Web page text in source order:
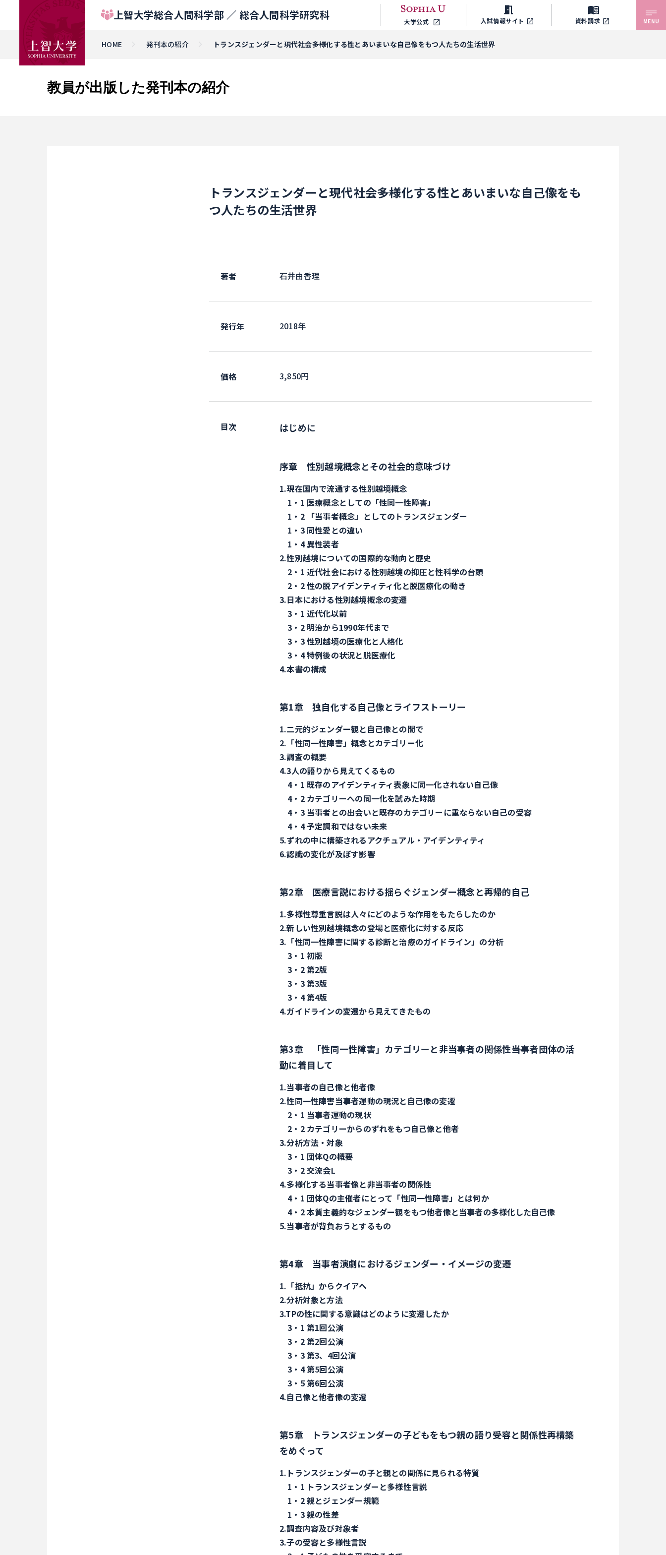
上智大学総合人間科学部 ／ 総合人間科学研究科 大学公式 入試情報サイト 資料請求 MENU
HOME 発刊本の紹介 トランスジェンダーと現代社会――多様化する性とあいまいな自己像をもつ人たちの生活世界
教員が出版した発刊本の紹介
トランスジェンダーと現代社会――多様化する性とあいまいな自己像をも
つ人たちの生活世界
著者 石井由香理
発行年 2018年
価格 3,850円
目次 はじめに
序章 性別越境概念とその社会的意味づけ
1.現在国内で流通する性別越境概念
1・1 医療概念としての「性同一性障害」
1・2 「当事者概念」としてのトランスジェンダー
1・3 同性愛との違い
1・4 異性装者
2.性別越境についての国際的な動向と歴史
2・1 近代社会における性別越境の抑圧と性科学の台頭
2・2 性の脱アイデンティティ化と脱医療化の動き
3.日本における性別越境概念の変遷
3・1 近代化以前
3・2 明治から1990年代まで
3・3 性別越境の医療化と人格化
3・4 特例後の状況と脱医療化
4.本書の構成
第1章 独自化する自己像とライフストーリー
1.二元的ジェンダー観と自己像との間で
2.「性同一性障害」概念とカテゴリー化
3.調査の概要
4.3人の語りから見えてくるもの
4・1 既存のアイデンティティ表象に同一化されない自己像
4・2 カテゴリーへの同一化を試みた時期
4・3 当事者との出会いと既存のカテゴリーに重ならない自己の受容
4・4 予定調和ではない未来
5.ずれの中に構築されるアクチュアル・アイデンティティ
6.認識の変化が及ぼす影響
第2章 医療言説における揺らぐジェンダー概念と再帰的自己
1.多様性尊重言説は人々にどのような作用をもたらしたのか
2.新しい性別越境概念の登場と医療化に対する反応
3.「性同一性障害に関する診断と治療のガイドライン」の分析
3・1 初版
3・2 第2版
3・3 第3版
3・4 第4版
4.ガイドラインの変遷から見えてきたもの
第3章 「性同一性障害」カテゴリーと非当事者の関係性――当事者団体の活
動に着目して
1.当事者の自己像と他者像
2.性同一性障害当事者運動の現況と自己像の変遷
2・1 当事者運動の現状
2・2 カテゴリーからのずれをもつ自己像と他者
3.分析方法・対象
3・1 団体Qの概要
3・2 交流会L
4.多様化する当事者像と非当事者の関係性
4・1 団体Qの主催者にとって「性同一性障害」とは何か
4・2 本質主義的なジェンダー観をもつ他者像と当事者の多様化した自己像
5.当事者が背負おうとするもの
第4章 当事者演劇におけるジェンダー・イメージの変遷
1.「抵抗」からクイアへ
2.分析対象と方法
3.TPの性に関する意識はどのように変遷したか
3・1 第1回公演
3・2 第2回公演
3・3 第3、4回公演
3・4 第5回公演
3・5 第6回公演
4.自己像と他者像の変遷
第5章 トランスジェンダーの子どもをもつ親の語り――受容と関係性再構築
をめぐって
1.トランスジェンダーの子と親との関係に見られる特質
1・1 トランスジェンダーと多様性言説
1・2 親とジェンダー規範
1・3 親の性差
2.調査内容及び対象者
3.子の受容と多様性言説